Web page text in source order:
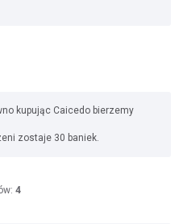
kupując Caicedo bierzemy
zostaje 30 baniek.
4